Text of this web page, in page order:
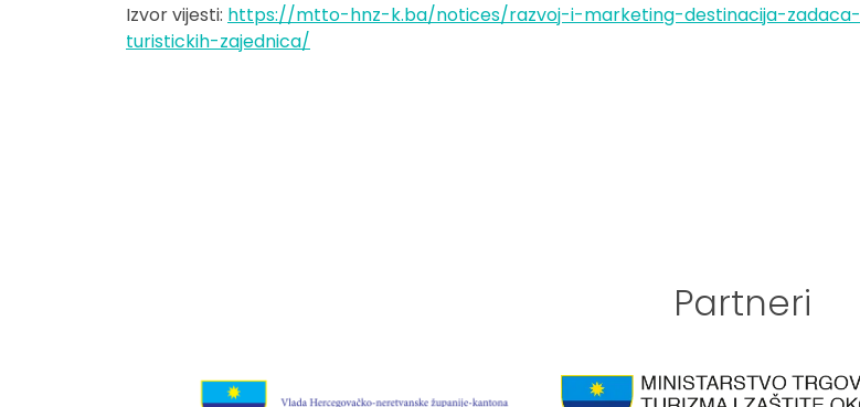
Izvor vijesti: https://mtto-hnz-k.ba/notices/razvoj-i-marketing-destinacija-zadaca-
turistickih-zajednica/
Partneri